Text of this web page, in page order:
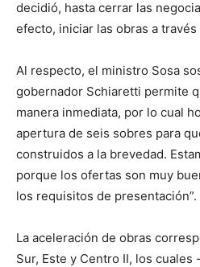
decidió, hasta cerrar las
efecto, iniciar las obras a
Al respecto, el ministro Sosa
gobernador Schiaretti permite
manera inmediata, por lo cual
apertura de seis sobres para
construidos a la brevedad.
porque los ofertas son muy
los requisitos de presentación”.
La aceleración de obras
Sur, Este y Centro II, los